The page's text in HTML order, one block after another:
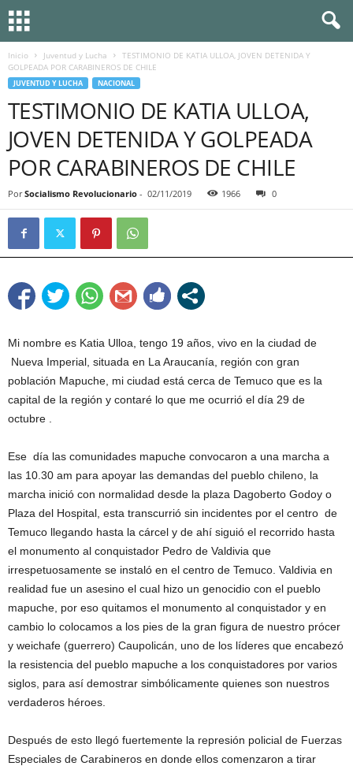
Inicio Juventud y Lucha
TESTIMONIO DE KATIA ULLOA, JOVEN DETENIDA Y
GOLPEADA POR CARABINEROS DE CHILE
JUVENTUD Y LUCHA NACIONAL
TESTIMONIO DE KATIA ULLOA,
JOVEN DETENIDA Y GOLPEADA
POR CARABINEROS DE CHILE
Por Socialismo Revolucionario - 02/11/2019 1966 0
Mi nombre es Katia Ulloa, tengo 19 años, vivo en la ciudad de
Nueva Imperial, situada en La Araucanía, región con gran
población Mapuche, mi ciudad está cerca de Temuco que es la
capital de la región y contaré lo que me ocurrió el día 29 de
octubre .
Ese día las comunidades mapuche convocaron a una marcha a
las 10.30 am para apoyar las demandas del pueblo chileno, la
marcha inició con normalidad desde la plaza Dagoberto Godoy o
Plaza del Hospital, esta transcurrió sin incidentes por el centro de
Temuco llegando hasta la cárcel y de ahí siguió el recorrido hasta
el monumento al conquistador Pedro de Valdivia que
irrespetuosamente se instaló en el centro de Temuco. Valdivia en
realidad fue un asesino el cual hizo un genocidio con el pueblo
mapuche, por eso quitamos el monumento al conquistador y en
cambio lo colocamos a los pies de la gran figura de nuestro prócer
y weichafe (guerrero) Caupolicán, uno de los líderes que encabezó
la resistencia del pueblo mapuche a los conquistadores por varios
siglos, para así demostrar simbólicamente quienes son nuestros
verdaderos héroes.
Después de esto llegó fuertemente la represión policial de Fuerzas
Especiales de Carabineros en donde ellos comenzaron a tirar